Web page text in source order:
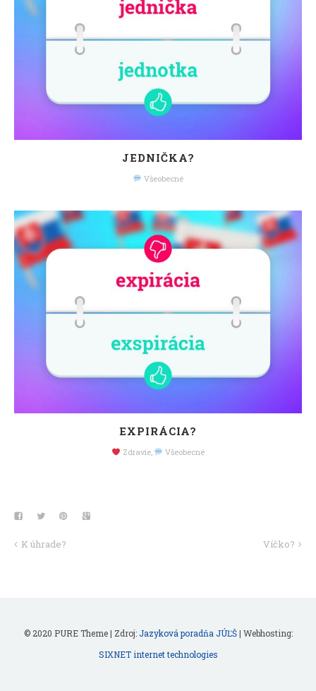
JEDNIČKA?
Všeobecné
EXPIRÁCIA?
Zdravie, Všeobecné
K úhrade? Víčko?
© 2020 PURE Theme | Zdroj: Jazyková poradňa JÚĽŠ| Webhosting:
SIXNET internet technologies